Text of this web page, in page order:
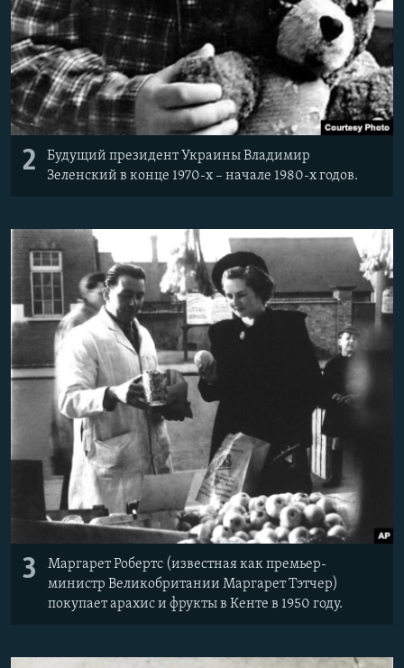
2
Будущий президент Украины Владимир
Зеленский в конце 1970-х – начале 1980-х годов.
3
Маргарет Робертс (известная как премьер-
министр Великобритании Маргарет Тэтчер)
покупает арахис и фрукты в Кенте в 1950 году.